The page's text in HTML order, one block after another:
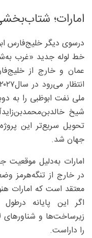
امارات؛
درسوی دیگر خلیج‌فارس
خط لوله جدید «غرب
عمان و خارج از
ملی نفت ابوظبی را به‌
شیخ
تحویل سریع‌تر این
جهان شد.
امارات به‌دلیل موقعیت
در خارج از تنگه‌هرمز
معتقد است که امارات
اگر این پایانه
زیرساخت‌ها و شناورهای
را داراست.